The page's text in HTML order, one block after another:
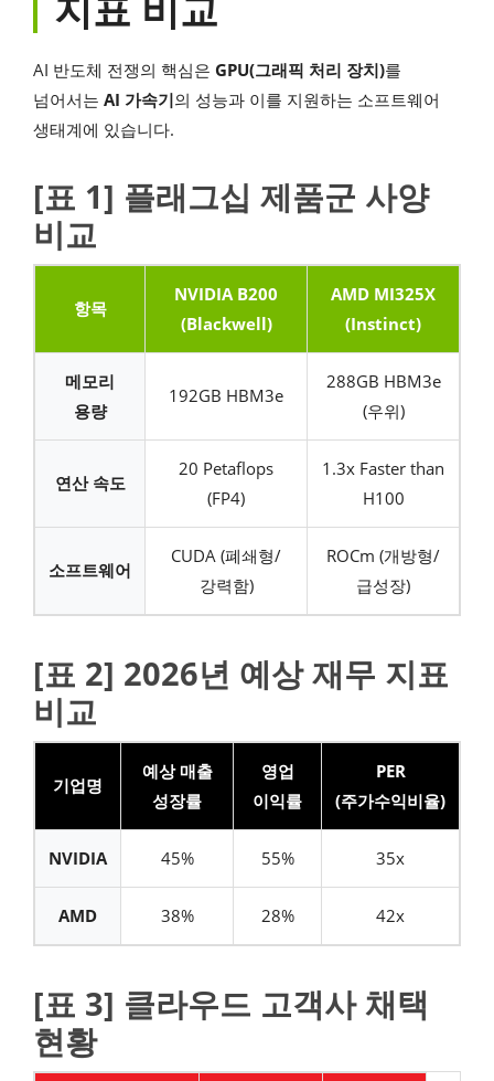
AI 반도체 전쟁의 핵심은 GPU(그래픽 처리 장치)를
넘어서는 AI 가속기의 성능과 이를 지원하는 소프트웨어
생태계에 있습니다.
[표 1] 플래그십 제품군 사양
비교
항목
NVIDIA B200
(Blackwell)
AMD MI325X
(Instinct)
메모리
용량
192GB HBM3e
288GB HBM3e
(우위)
연산 속도
20 Petaflops
(FP4)
1.3x Faster than
H100
소프트웨어
CUDA (폐쇄형/
강력함)
ROCm (개방형/
급성장)
[표 2] 2026년 예상 재무 지표
비교
기업명
예상 매출
성장률
영업
이익률
PER
(주가수익비율)
NVIDIA 45% 55% 35x
AMD 38% 28% 42x
[표 3] 클라우드 고객사 채택
현황